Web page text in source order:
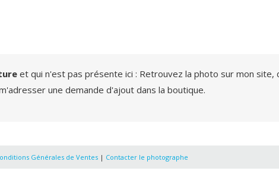
et qui n'est pas présente ici : Retrouvez la photo sur mon site,
une demande d'ajout dans la boutique.
Générales de Ventes | Contacter le photographe